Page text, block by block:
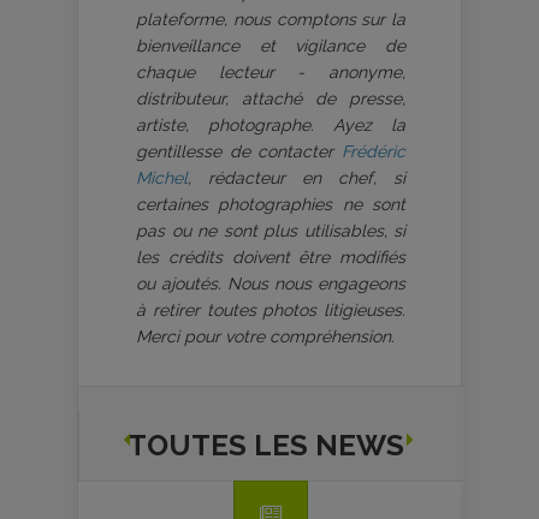
plateforme, nous comptons sur la
bienveillance et vigilance de
chaque lecteur - anonyme,
distributeur, attaché de presse,
artiste, photographe. Ayez la
gentillesse de contacter Frédéric
Michel, rédacteur en chef, si
certaines photographies ne sont
pas ou ne sont plus utilisables, si
les crédits doivent être modifiés
ou ajoutés. Nous nous engageons
à retirer toutes photos litigieuses.
Merci pour votre compréhension.
TOUTES LES NEWS